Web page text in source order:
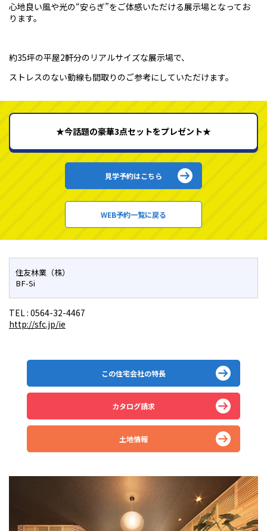
心地良い風や光の“安らぎ”をご体感いただける展示場となってお
ります。
約35坪の平屋2軒分のリアルサイズな展示場で、
ストレスのない動線も間取りのご参考にしていただけます。
★今話題の豪華3点セットをプレゼント★
見学予約はこちら
WEB予約一覧に戻る
住友林業（株）
BF-Si
TEL : 0564-32-4467
http://sfc.jp/ie
この住宅会社の特長
カタログ請求
土地情報